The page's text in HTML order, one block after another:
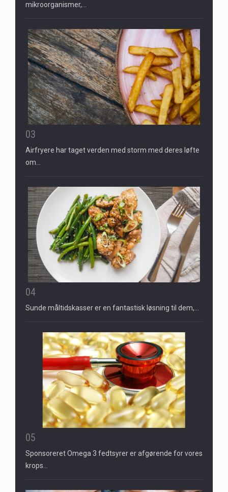
mikroorganismer,…
03
Airfryere har taget verden med storm med deres løfte
om…
04
Sunde måltidskasser er en fantastisk løsning til dem,…
05
Sponsoreret Omega 3 fedtsyrer er afgørende for vores
krops…